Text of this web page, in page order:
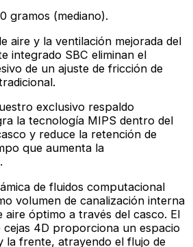
gramos (mediano).
aire y la ventilación mejorada del
integrado SBC eliminan el
de un ajuste de fricción de
exclusivo respaldo
la tecnología MIPS dentro del
y reduce la retención de
que aumenta la
de fluidos computacional
volumen de canalización interna
aire óptimo a través del casco. El
cejas 4D proporciona un espacio
la frente, atrayendo el flujo de